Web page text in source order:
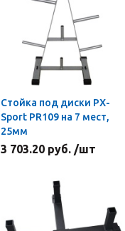
Стойка под диски PX-
Sport PR109 на 7 мест,
25мм
3 703.20 руб. /шт